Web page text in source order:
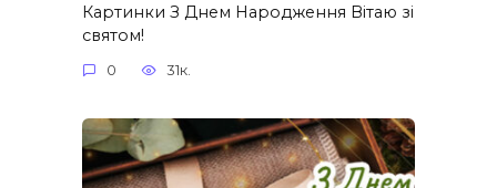
Картинки З Днем Народження Вітаю зі
святом!
0 31к.